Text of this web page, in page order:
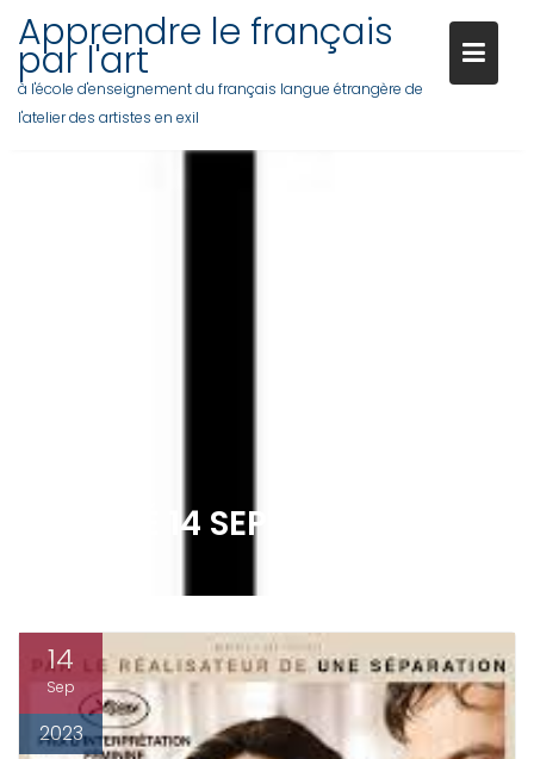
content
Apprendre le français
par l'art
à l'école d'enseignement du français langue étrangère de
l'atelier des artistes en exil
LE PASSÉ 14 SEPTEMBRE 2023
14
Sep
2023